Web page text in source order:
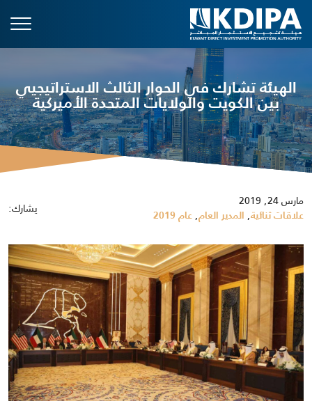
الهيئة تشارك في الحوار الثالث الاستراتيجيي
بين الكويت والولايات المتحدة الأميركية
مارس 24, 2019
علاقات ثنائية, المدير العام, عام 2019 يشارك: